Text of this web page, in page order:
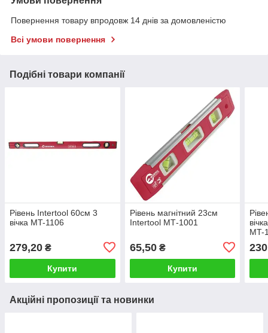
Повернення товару впродовж 14 днів за домовленістю
Всі умови повернення
Подібні товари компанії
Рівень Intertool 60см 3
вічка MT-1106
279,20 ₴
Купити
Рівень магнітний 23см
Intertool МТ-1001
65,50₴
Купити
MT-
Акційні пропозиції та новинки